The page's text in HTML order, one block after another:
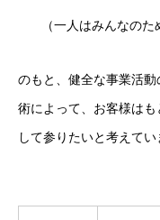
（一人はみんなの
のもと、健全な事業活
術によって、お客様は
して参りたいと考えてい